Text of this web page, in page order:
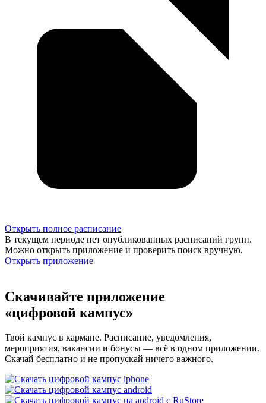
Открыть полное расписание
В текущем периоде нет опубликованных расписаний групп.
Можно открыть приложение и проверить поиск вручную.
Открыть приложение
Скачивайте приложение
«цифровой кампус»
Твой кампус в кармане. Расписание, уведомления,
мероприятия, вакансии и бонусы — всё в одном приложении.
Скачай бесплатно и не пропускай ничего важного.